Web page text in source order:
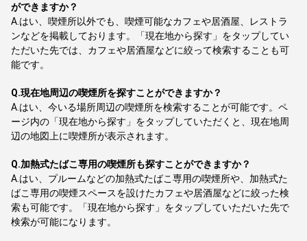
ができますか？
A. はい、喫煙所以外でも、喫煙可能なカフェや居酒屋、レストラ
ンなどを掲載しております。「現在地から探す」をタップしてい
ただいた先では、カフェや居酒屋などに絞って検索することも可
能です。
Q.現在地周辺の喫煙所を探すことができますか？
A. はい、今いる場所周辺の喫煙所を検索することが可能です。ペ
ージ内の「現在地から探す」をタップしていただくと、現在地周
辺の地図上に喫煙所が表示されます。
Q.加熱式たばこ専用の喫煙所も探すことができますか？
A. はい、プルームなどの加熱式たばこ専用の喫煙所や、加熱式た
ばこ専用の喫煙スペースを設けたカフェや居酒屋などに絞った検
索も可能です。「現在地から探す」をタップしていただいた先で
検索が可能になります。